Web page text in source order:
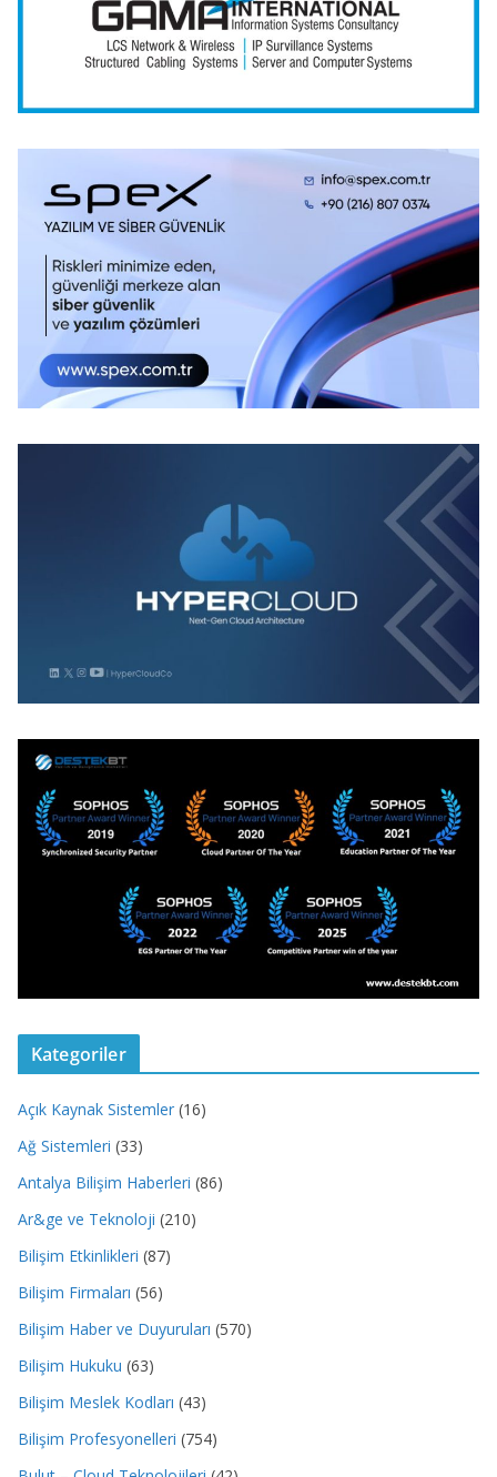
Kategoriler
Açık Kaynak Sistemler (16)
Ağ Sistemleri (33)
Antalya Bilişim Haberleri (86)
Ar&ge ve Teknoloji (210)
Bilişim Etkinlikleri (87)
Bilişim Firmaları (56)
Bilişim Haber ve Duyuruları (570)
Bilişim Hukuku (63)
Bilişim Meslek Kodları (43)
Bilişim Profesyonelleri (754)